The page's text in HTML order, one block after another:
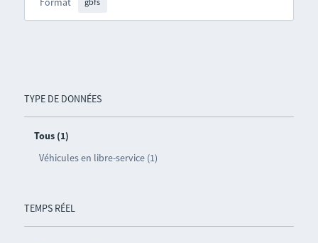
TYPE DE DONNÉES
Tous (1)
Véhicules en libre-service (1)
TEMPS RÉEL